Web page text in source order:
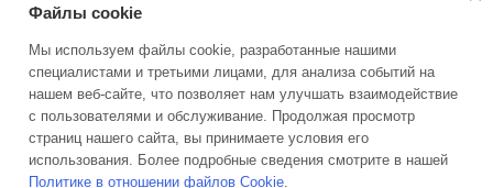
г. Санкт-Петербург, Минеральная ул, д.
2026 © Инженерные системы Политэк СПБ Все права защищены
Файлы cookie
Мы используем файлы cookie, разработанные нашими
специалистами и третьими лицами, для анализа событий на
нашем веб-сайте, что позволяет нам улучшать взаимодействие
с пользователями и обслуживание. Продолжая просмотр
страниц нашего сайта, вы принимаете условия его
использования. Более подробные сведения смотрите в нашей
Политике в отношении файлов Cookie.